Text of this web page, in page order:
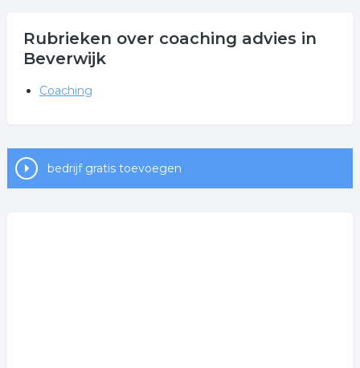
Rubrieken over coaching advies in
Beverwijk
Coaching
bedrijf gratis toevoegen